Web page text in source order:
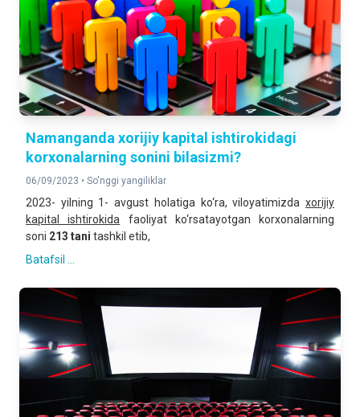
Namanganda xorijiy kapital ishtirokidagi
korxonalarning sonini bilasizmi?
06/09/2023 • So'nggi yangiliklar
2023- yilning 1- avgust holatiga ko‘ra, viloyatimizda xorijiy
kapital ishtirokida faoliyat ko‘rsatayotgan korxonalarning
soni 213 tani tashkil etib,
Batafsil ...